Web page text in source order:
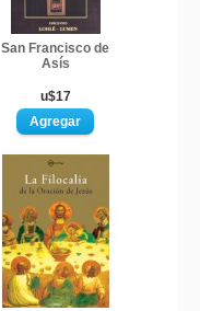
San Francisco de
Asís
u$17